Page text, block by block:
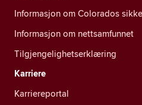
Informasjon om Colorados
Informasjon om nettsamfunnet
Tilgjengelighetserklæring
Karriere
Karriereportal